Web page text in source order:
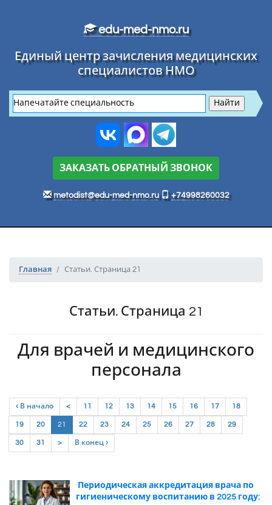
edu-med-nmo.ru
Единый центр зачисления медицинских
специалистов НМО
ЗАКАЗАТЬ ОБРАТНЫЙ ЗВОНОК
metodist@edu-med-nmo.ru +74998260032
Главная Статьи. Страница 21
Статьи. Страница 21
Для врачей и медицинского
персонала
‹ В начало < 11 12 13 14 15 16 17 18
19 20 21 (current)
22 23 24 25 26 27 28 29
30 31 > В конец ›
Периодическая аккредитация врача по
гигиеническому воспитанию в 2025 году: